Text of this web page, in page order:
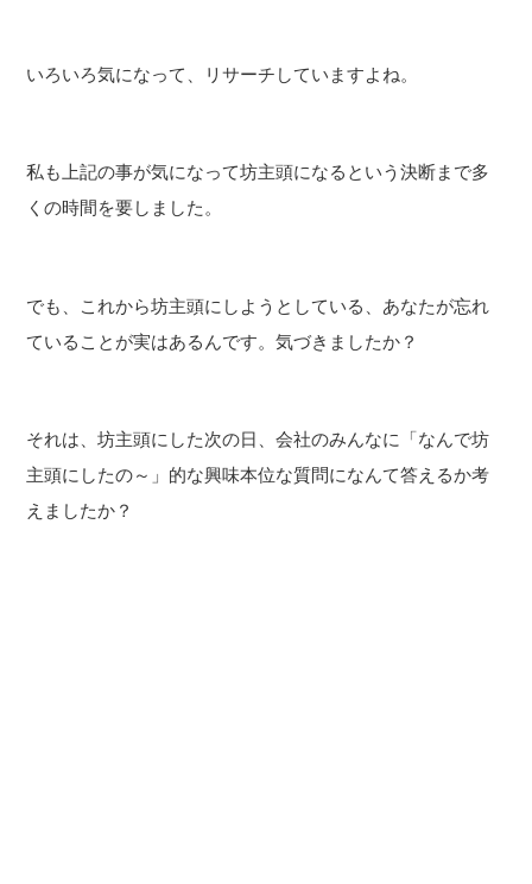
いろいろ気になって、リサーチしていますよね。
私も上記の事が気になって坊主頭になるという決断まで多
くの時間を要しました。
でも、これから坊主頭にしようとしている、あなたが忘れ
ていることが実はあるんです。気づきましたか？
それは、坊主頭にした次の日、会社のみんなに「なんで坊
主頭にしたの～」的な興味本位な質問になんて答えるか考
えましたか？